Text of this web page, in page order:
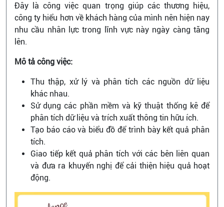
Đây là công việc quan trọng giúp các thương hiệu,
công ty hiểu hơn về khách hàng của mình nên hiện nay
nhu cầu nhân lực trong lĩnh vực này ngày càng tăng
lên.
Mô tả công việc:
Thu thập, xử lý và phân tích các nguồn dữ liệu
khác nhau.
Sử dụng các phần mềm và kỹ thuật thống kê để
phân tích dữ liệu và trích xuất thông tin hữu ích.
Tạo báo cáo và biểu đồ để trình bày kết quả phân
tích.
Giao tiếp kết quả phân tích với các bên liên quan
và đưa ra khuyến nghị để cải thiện hiệu quả hoạt
động.